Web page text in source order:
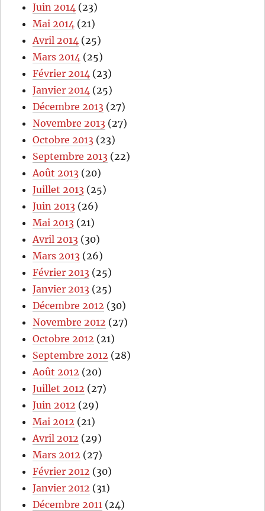
Juin 2014 (23)
Mai 2014 (21)
Avril 2014 (25)
Mars 2014 (25)
Février 2014 (23)
Janvier 2014 (25)
Décembre 2013 (27)
Novembre 2013 (27)
Octobre 2013 (23)
Septembre 2013 (22)
Août 2013 (20)
Juillet 2013 (25)
Juin 2013 (26)
Mai 2013 (21)
Avril 2013 (30)
Mars 2013 (26)
Février 2013 (25)
Janvier 2013 (25)
Décembre 2012 (30)
Novembre 2012 (27)
Octobre 2012 (21)
Septembre 2012 (28)
Août 2012 (20)
Juillet 2012 (27)
Juin 2012 (29)
Mai 2012 (21)
Avril 2012 (29)
Mars 2012 (27)
Février 2012 (30)
Janvier 2012 (31)
Décembre 2011 (24)